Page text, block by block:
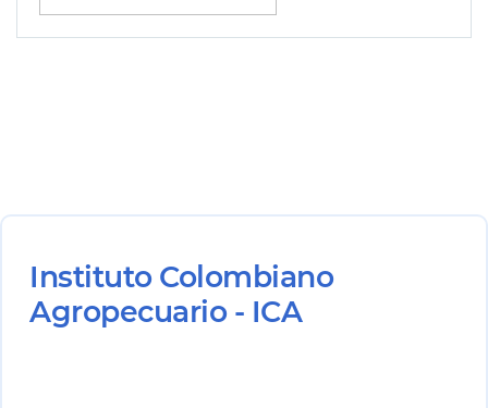
Instituto Colombiano
Agropecuario - ICA